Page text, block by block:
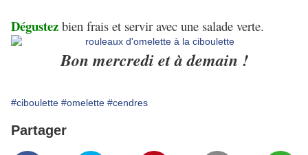
Dégustez bien frais et servir avec une salade verte.
Bon mercredi et à demain !
#ciboulette #omelette #cendres
Partager